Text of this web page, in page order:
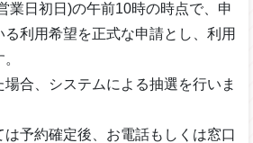
業日初日)の午前10時の時点で、申
利用希望を正式な申請とし、利用
場合、システムによる抽選を行いま
は予約確定後、お電話もしくは窓口